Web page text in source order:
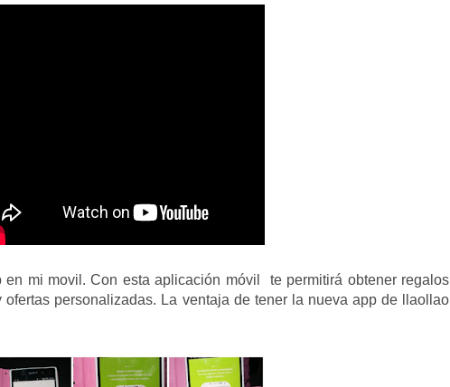
mi movil. Con esta aplicación móvil te permitirá obtener regalos
ofertas personalizadas. La ventaja de tener la nueva app de llaollao